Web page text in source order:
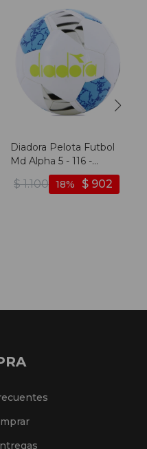
Diadora Pelota Futbol
Md Alpha 5 - 116 -
Blanco-azul
$ 1.100 $ 902
18